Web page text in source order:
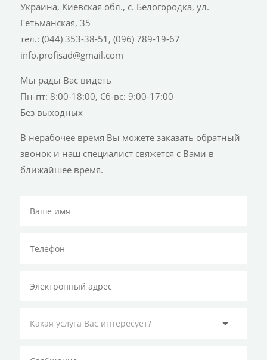
Украина, Киевская обл., с. Белогородка, ул.
Гетьманская, 35
тел.: (044) 353-38-51, (096) 789-19-67
info.profisad@gmail.com
Мы рады Вас видеть
Пн-пт: 8:00-18:00, Сб-вс: 9:00-17:00
Без выходных
В нерабочее время Вы можете заказать обратный
звонок и наш специалист свяжется с Вами в
ближайшее время.